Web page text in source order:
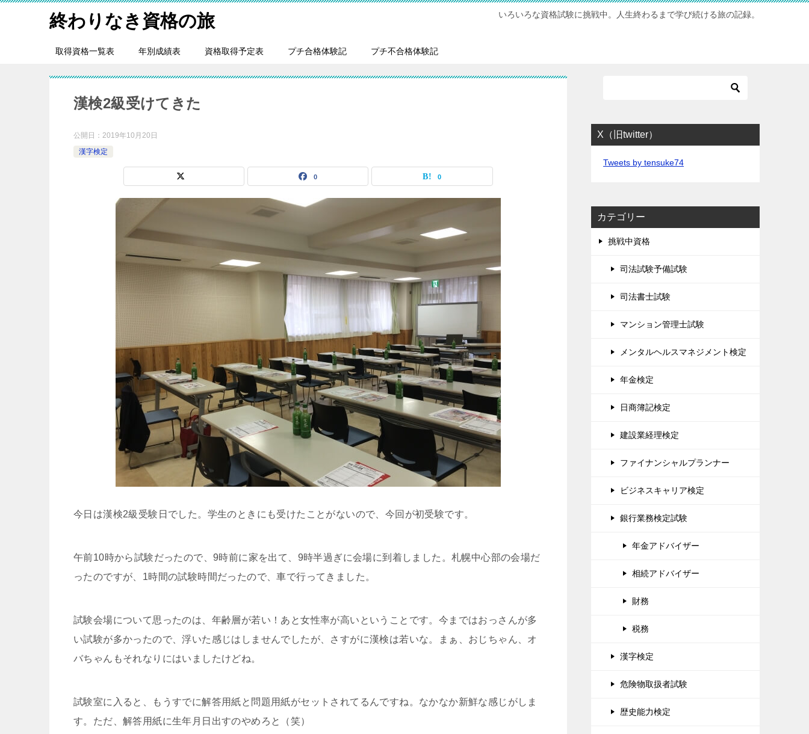
終わりなき資格の旅 いろいろな資格試験に挑戦中。人生終わるまで学び続ける旅の記録。
取得資格一覧表 年別成績表 資格取得予定表 プチ合格体験記 プチ不合格体験記
漢検2級受けてきた
公開日： 2019年10月20日
漢字検定
0 0
今日は漢検2級受験日でした。学生のときにも受けたことがないので、今回が初受験です。
午前10時から試験だったので、9時前に家を出て、9時半過ぎに会場に到着しました。札幌中心部の会場だ
ったのですが、1時間の試験時間だったので、車で行ってきました。
試験会場について思ったのは、年齢層が若い！あと女性率が高いということです。今まではおっさんが多
い試験が多かったので、浮いた感じはしませんでしたが、さすがに漢検は若いな。まぁ、おじちゃん、オ
バちゃんもそれなりにはいましたけどね。
試験室に入ると、もうすでに解答用紙と問題用紙がセットされてるんですね。なかなか新鮮な感じがしま
す。ただ、解答用紙に生年月日出すのやめろと（笑）
X（旧twitter）
Tweets by tensuke74
カテゴリー
挑戦中資格
司法試験予備試験
司法書士試験
マンション管理士試験
メンタルヘルスマネジメント検定
年金検定
日商簿記検定
建設業経理検定
ファイナンシャルプランナー
ビジネスキャリア検定
銀行業務検定試験
年金アドバイザー
相続アドバイザー
財務
税務
漢字検定
危険物取扱者試験
歴史能力検定